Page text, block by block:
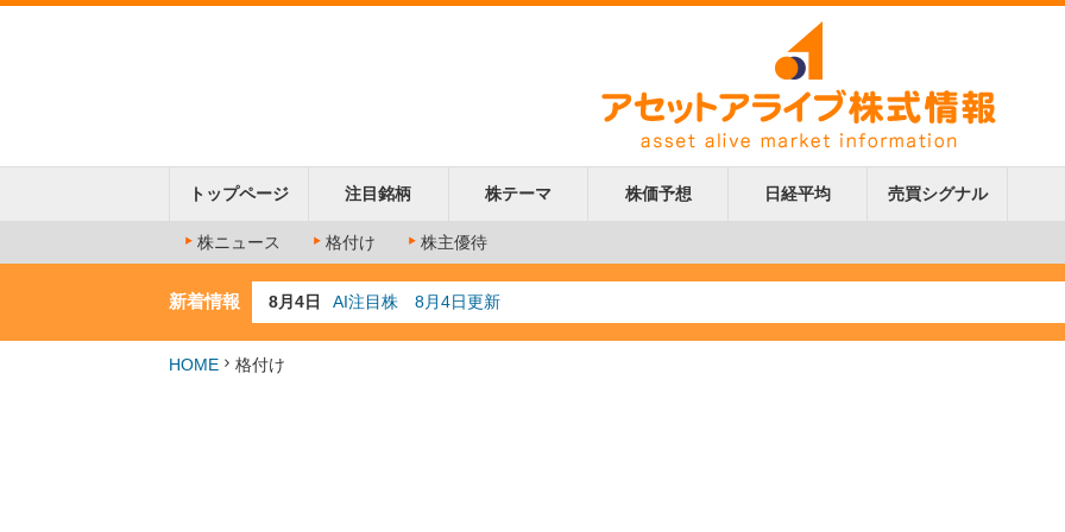
トップページ 注目銘柄 株テーマ 株価予想 日経平均 売買シグナル
株ニュース 格付け 株主優待
新着情報 8月4日
AI注目株 8月4日更新
8月3日
人気業種注目株 8月3日更新
7月29日
HOME 格付け